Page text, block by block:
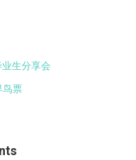
生分享会
鸟票